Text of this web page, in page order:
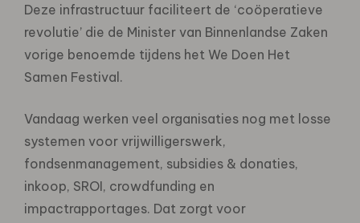
Deze infrastructuur faciliteert de ‘coöperatieve
revolutie’ die de Minister van Binnenlandse Zaken
vorige benoemde tijdens het We Doen Het
Samen Festival.
Vandaag werken veel organisaties nog met losse
systemen voor vrijwilligerswerk,
fondsenmanagement, subsidies & donaties,
inkoop, SROI, crowdfunding en
impactrapportages. Dat zorgt voor